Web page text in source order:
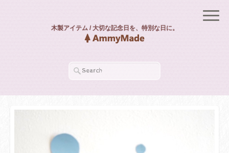
木製アイテム / 大切な記念日を、特別な日に。